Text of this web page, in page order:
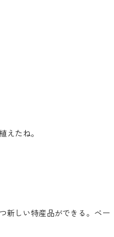
たね。
新しい特産品ができる。ベー